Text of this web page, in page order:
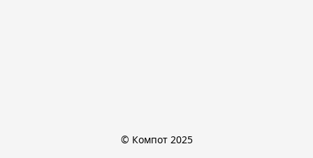
© Компот 2025